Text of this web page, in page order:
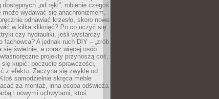
dostępnych „od ręki”, robienie czegoś
może wydawać się anachronizmem.
odnawiać krzesło, skoro nowe
w kilka kliknięć? Po co uczyć się
czy hydrauliki, jeśli wystarczy
fachowca? A jednak ruch DIY – „zrób
się świetnie, a coraz więcej osób
projekty przynoszą coś,
się kupić: poczucie sprawczości,
z efektu. Zaczyna się zwykle od
samodzielnie skręca meble
za montaż, inna osoba odświeża
i nowymi uchwytami, ktoś